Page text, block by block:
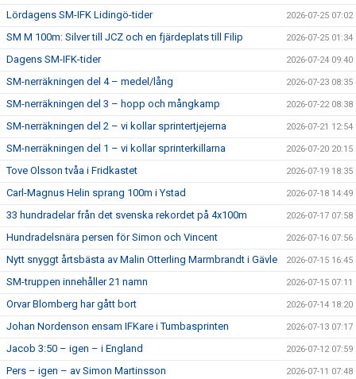
Lördagens SM-IFK Lidingö-tider 2026-07-25 07:02
SM M 100m: Silver till JCZ och en fjärdeplats till Filip 2026-07-25 01:34
Dagens SM-IFK-tider 2026-07-24 09:40
SM-nerräkningen del 4 – medel/lång 2026-07-23 08:35
SM-nerräkningen del 3 – hopp och mångkamp 2026-07-22 08:38
SM-nerräkningen del 2 – vi kollar sprintertjejerna 2026-07-21 12:54
SM-nerräkningen del 1 – vi kollar sprinterkillarna 2026-07-20 20:15
Tove Olsson tvåa i Fridkastet 2026-07-19 18:35
Carl-Magnus Helin sprang 100m i Ystad 2026-07-18 14:49
33 hundradelar från det svenska rekordet på 4x100m 2026-07-17 07:58
Hundradelsnära persen för Simon och Vincent 2026-07-16 07:56
Nytt snyggt årtsbästa av Malin Otterling Marmbrandt i Gävle 2026-07-15 16:45
SM-truppen innehåller 21 namn 2026-07-15 07:11
Orvar Blomberg har gått bort 2026-07-14 18:20
Johan Nordenson ensam IFKare i Tumbasprinten 2026-07-13 07:17
Jacob 3:50 – igen – i England 2026-07-12 07:59
Pers – igen – av Simon Martinsson 2026-07-11 07:48